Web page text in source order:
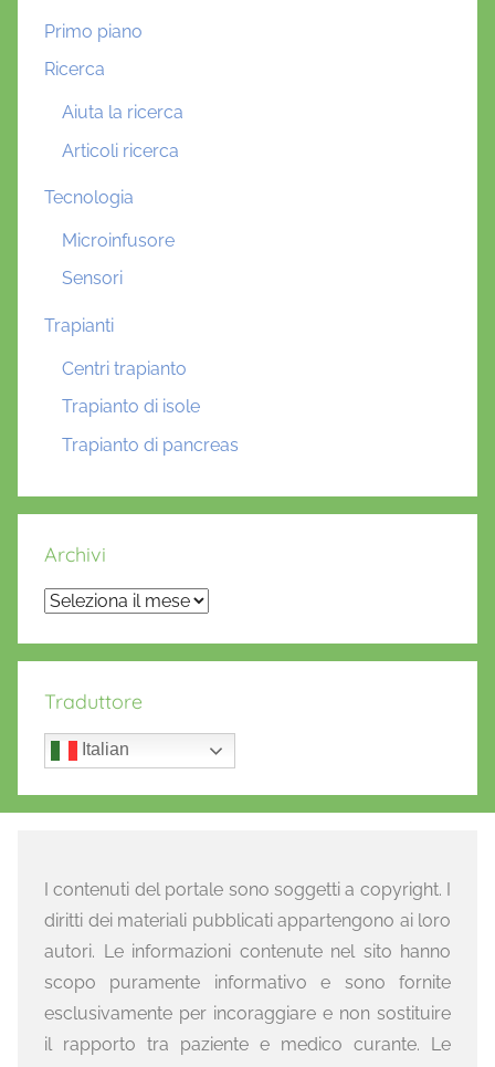
Primo piano
Ricerca
Aiuta la ricerca
Articoli ricerca
Tecnologia
Microinfusore
Sensori
Trapianti
Centri trapianto
Trapianto di isole
Trapianto di pancreas
Archivi
Archivi
Traduttore
Italian
I contenuti del portale sono soggetti a copyright. I
diritti dei materiali pubblicati appartengono ai loro
autori. Le informazioni contenute nel sito hanno
scopo puramente informativo e sono fornite
esclusivamente per incoraggiare e non sostituire
il rapporto tra paziente e medico curante. Le